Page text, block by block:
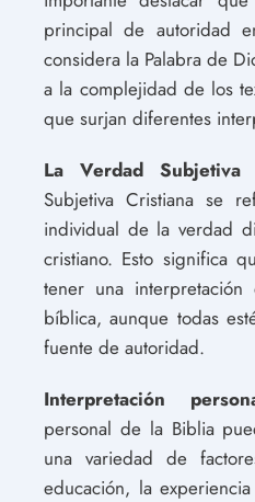
principal de autoridad
considera la Palabra de
a la complejidad de los
que surjan diferentes
La Verdad Subjetiva
Subjetiva Cristiana se
individual de la verdad
cristiano. Esto significa
tener una
bíblica, aunque todas
fuente de autoridad.
Interpretación
personal de la Biblia
una variedad de
educación, la